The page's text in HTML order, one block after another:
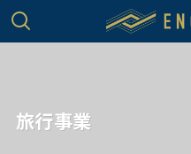
旅行事業